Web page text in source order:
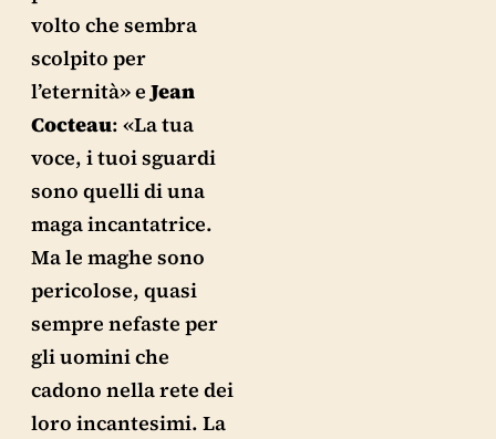
volto che sembra
scolpito per
l’eternità» eJean
Cocteau: «La tua
voce, i tuoi sguardi
sono quelli di una
maga incantatrice.
Ma le maghe sono
pericolose, quasi
sempre nefaste per
gli uomini che
cadono nella rete dei
loro incantesimi. La